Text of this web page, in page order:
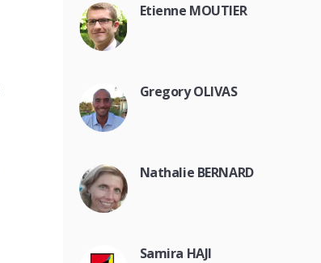
Etienne MOUTIER
Gregory OLIVAS
Nathalie BERNARD
Samira HAJI